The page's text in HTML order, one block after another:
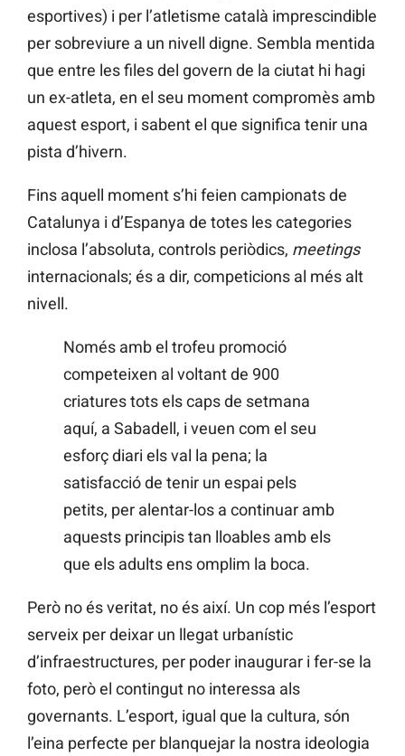
esportives) i per l’atletisme català imprescindible
per sobreviure a un nivell digne. Sembla mentida
que entre les files del govern de la ciutat hi hagi
un ex-atleta, en el seu moment compromès amb
aquest esport, i sabent el que significa tenir una
pista d’hivern.
Fins aquell moment s’hi feien campionats de
Catalunya i d’Espanya de totes les categories
inclosa l’absoluta, controls periòdics, meetings
internacionals; és a dir, competicions al més alt
nivell.
Només amb el trofeu promoció
competeixen al voltant de 900
criatures tots els caps de setmana
aquí, a Sabadell, i veuen com el seu
esforç diari els val la pena; la
satisfacció de tenir un espai pels
petits, per alentar-los a continuar amb
aquests principis tan lloables amb els
que els adults ens omplim la boca.
Però no és veritat, no és així. Un cop més l’esport
serveix per deixar un llegat urbanístic
d’infraestructures, per poder inaugurar i fer-se la
foto, però el contingut no interessa als
governants. L’esport, igual que la cultura, són
l’eina perfecte per blanquejar la nostra ideologia